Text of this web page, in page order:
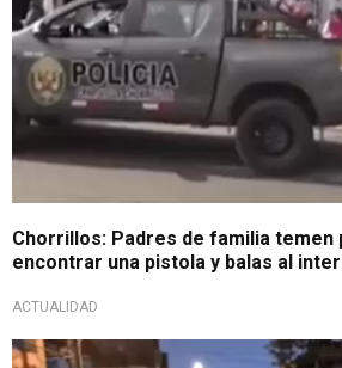
Chorrillos: Padres de familia temen
encontrar una pistola y balas al
ACTUALIDAD
Vecinos brindan detalles